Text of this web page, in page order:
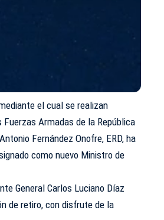
el cual se realizan
Armadas de la República
Fernández Onofre, ERD, ha
como nuevo Ministro de
General Carlos Luciano Díaz
de retiro, con disfrute de la